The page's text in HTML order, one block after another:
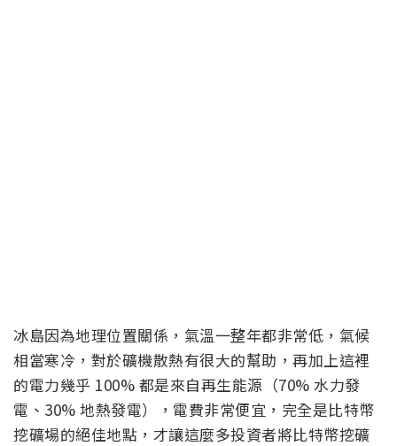
冰島因為地理位置關係，氣溫一整年都非常低，氣候
相當寒冷，對於礦機散熱有很大的幫助，再加上這裡
的電力幾乎 100% 都是來自再生能源（70% 水力發
電、30% 地熱發電），電費非常便宜，完全是比特幣
挖礦場的絕佳地點，才讓這麼多投資者將比特幣挖礦